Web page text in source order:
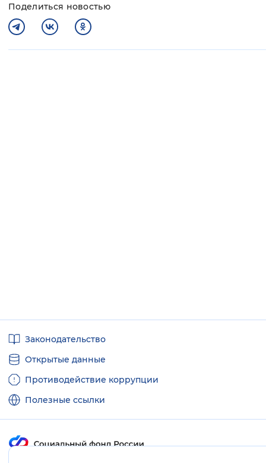
Поделиться новостью
ссылкиЗаконодательство
Открытые данные
Противодействие коррупции
Полезные ссылки